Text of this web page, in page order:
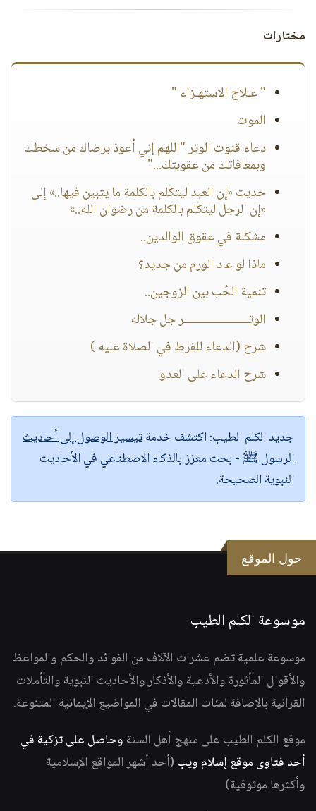
مختارات
" عـلاج الاستهـزاء "
الموت
دعاء قنوت الوتر "اللهم إني أعوذ برضاك من سخطك
وبمعافاتك من عقوبتك..."
حديث «إن العبد ليتكلم بالكلمة ما يتبين فيها..» إلى
«إن الرجل ليتكلم بالكلمة من رضوان الله..»
مشكلة في عقوق الوالدين..
ماذا لو عاد الورم من جديد؟
تنمية الحُب بين الزوجين..
الوتـــــــــــــــــــــــر جل جلاله
شرح (الدعاء للفرط في الصلاة عليه )
شرح الدعاء على العدو
جديد الكلم الطيب:اكتشف خدمةتيسير الوصول إلى أحاديث
الرسول ﷺ - بحث معزز بالذكاء الاصطناعي في الأحاديث
النبوية الصحيحة.
حول الموقع
موسوعة الكلم الطيب
موسوعة علمية تضم عشرات الآلاف من الفوائد والحكم والمواعظ
والأقوال المأثورة والأدعية والأذكار والأحاديث النبوية والتأملات
القرآنية بالإضافة لمئات المقالات في المواضيع الإيمانية المتنوعة.
موقع الكلم الطيب على منهج أهل السنة وحاصل على تزكية في
أحد فتاوى موقع إسلام ويب (أحد أشهر المواقع الإسلامية
وأكثرها موثوقية)